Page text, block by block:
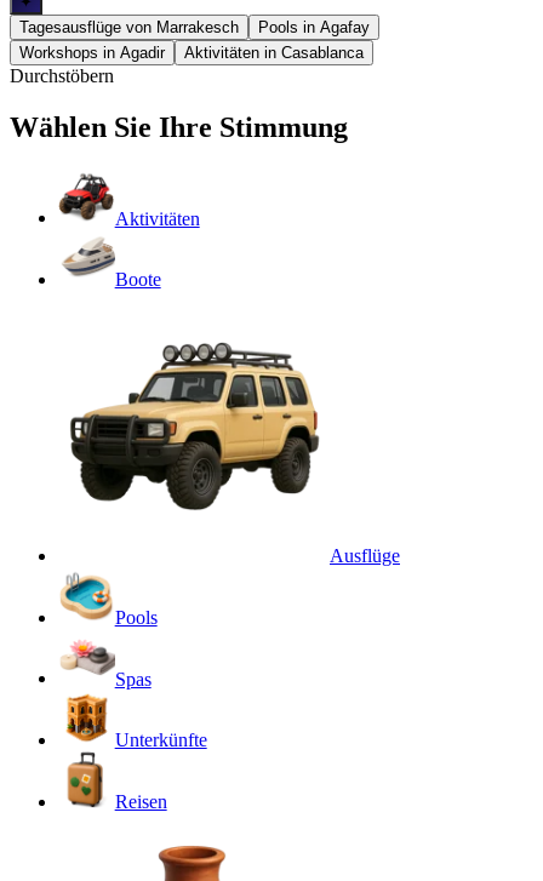
Tagesausflüge von Marrakesch
Pools in Agafay
Workshops in Agadir
Aktivitäten in Casablanca
Durchstöbern
Wählen Sie Ihre Stimmung
Aktivitäten
Boote
Ausflüge
Pools
Spas
Unterkünfte
Reisen